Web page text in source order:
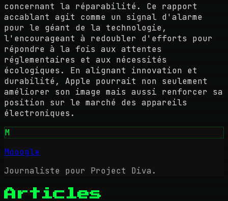
concernant la réparabilité. Ce rapport
accablant agit comme un signal d'alarme
pour le géant de la technologie,
l'encourageant à redoubler d'efforts pour
répondre à la fois aux attentes
réglementaires et aux nécessités
écologiques. En alignant innovation et
durabilité, Apple pourrait non seulement
améliorer son image mais aussi renforcer sa
position sur le marché des appareils
électroniques.
M
Mooogle
Journaliste pour Project Diva.
Articles